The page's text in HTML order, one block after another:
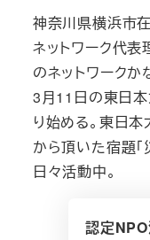
神奈川県横浜市
ネットワーク代表
のネットワーク
3月11日の東日
り始める。東日
から頂いた宿題「
日々活動中。
認定